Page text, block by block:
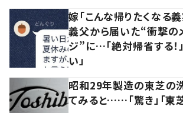
嫁「こんな帰りたくなる義
義父から届いた“衝撃の
ジ”に…「絶対帰省する！
い」
昭和29年製造の東芝の
てみると……「驚き」「東